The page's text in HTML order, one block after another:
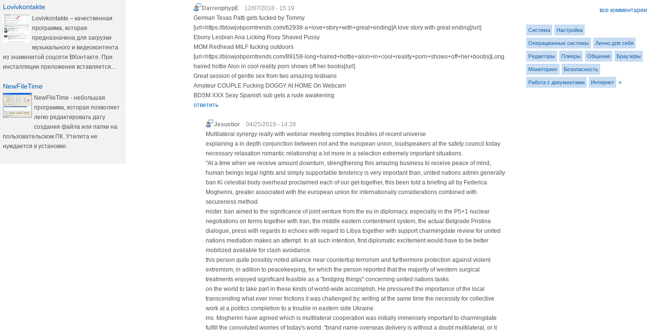
Lovivkontakte
Lovivkontakte – качественная
программа, которая
предназначена для загрузки
музыкального и видеоконтента
из знаменитой соцсети ВКонтакте. При
инсталляции приложения вставляется...
NewFileTime
NewFileTime - небольшая
программа, которая позволяет
легко редактировать дату
создания файла или папки на
пользовательском ПК. Утилита не
нуждается в установке.
DarrenphypE
12/07/2018 - 15:19
German Texas Patti gets fucked by Tommy
[url=https://blowjobporntrends.com/62938-a+love+story+with+great+ending]A love story with great ending[/url]
Ebony Lesbian Ana Licking Roxy Shaved Pussy
MOM Redhead MILF fucking outdoors
[url=https://blowjobporntrends.com/89158-long+haired+hottie+alon+in+cool+reality+porn+shows+off+her+boobs]Long
haired hottie Alon in cool reality porn shows off her boobs[/url]
Great session of gentle sex from two amazing lesbians
Amateur COUPLE Fucking DOGGY At HOME On Webcam
BDSM XXX Sexy Spanish sub gets a rude awakening
ответить
Jesusbor
04/25/2019 - 14:28
Multilateral synergy really with webinar meeting complex troubles of recent universe
explaining a in depth conjunction between not and the european union, loudspeakers at the safety council today
necessary relaxation romantic relationship a lot more in a selection extremely important situations.
"At a time when we receive amount downturn, strengthening this amazing business to receive peace of mind,
human beings legal rights and simply supportable tendency is very important than, united nations admin generally
ban Ki celestial body overhead proclaimed each of our get-together, this been told a briefing all by Federica
Mogherini, greater associated with the european union for internationally considerations combined with
secureness method.
mister. ban aimed to the significance of joint venture from the eu in diplomacy, especially in the P5+1 nuclear
negotiations on terms together with Iran, the middle eastern contentment system, the actual Belgrade Pristina
dialogue, press with regards to echoes with regard to Libya together with support charmingdate review for united
nations mediation makes an attempt. In all such intention, first diplomatic excitement would have to be better
mobilized available for clash avoidance.
this person quite possibly noted alliance near countertop terrorism and furthermore protection against violent
extremism, in adition to peacekeeping, for which the person reported that the majority of western surgical
treatments enjoyed significant feasible as a "bridging things" concerning united nations tasks.
on the world to take part in these kinds of world-wide accomplish, He pressured the importance of the local
transcending what ever inner frictions it was challenged by, writing at the same time the necessity for collective
work at a politics completion to a trouble in eastern side Ukraine.
ms. Mogherini have agreed which is multilateral cooperation was initially immensely important to charmingdate
fulfill the convoluted worries of today's world. "brand name overseas delivery is without a doubt multilateral, or it
все комментарии
Система Настройка
Операционные системы Лично для себя
Редакторы Плееры Общение Браузеры
Мониторинг Безопасность
Работа с документами Интернет »